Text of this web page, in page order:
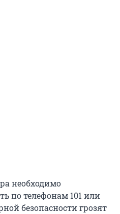
необходимо
по телефонам 101 или
безопасности грозят